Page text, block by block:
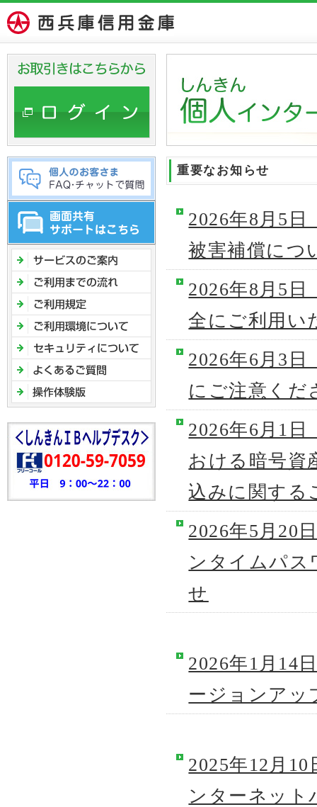
ッ
ダ
ジ
ャ
重要なお知らせ
2026年8月5
被害補償につ
2026年8月5
全にご利用い
2026年6月3
にご注意くだ
2026年6月1
おける暗号資
込みに関する
2026年5月20
ンタイムパス
せ
2026年1月14
ージョンアッ
2025年12月
ンターネット